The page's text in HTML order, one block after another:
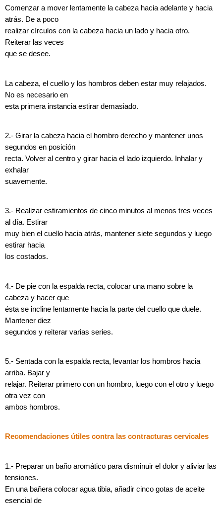
Comenzar a mover lentamente la cabeza hacia adelante y hacia
atrás. De a poco
realizar círculos con la cabeza hacia un lado y hacia otro.
Reiterar las veces
que se desee.
La cabeza, el cuello y los hombros deben estar muy relajados.
No es necesario en
esta primera instancia estirar demasiado.
2.- Girar la cabeza hacia el hombro derecho y mantener unos
segundos en posición
recta. Volver al centro y girar hacia el lado izquierdo. Inhalar y
exhalar
suavemente.
3.- Realizar estiramientos de cinco minutos al menos tres veces
al día. Estirar
muy bien el cuello hacia atrás, mantener siete segundos y luego
estirar hacia
los costados.
4.- De pie con la espalda recta, colocar una mano sobre la
cabeza y hacer que
ésta se incline lentamente hacia la parte del cuello que duele.
Mantener diez
segundos y reiterar varias series.
5.- Sentada con la espalda recta, levantar los hombros hacia
arriba. Bajar y
relajar. Reiterar primero con un hombro, luego con el otro y luego
otra vez con
ambos hombros.
Recomendaciones útiles contra las contracturas cervicales
1.- Preparar un baño aromático para disminuir el dolor y aliviar las
tensiones.
En una bañera colocar agua tibia, añadir cinco gotas de aceite
esencial de